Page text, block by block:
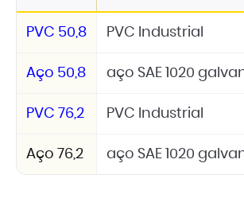
PVC 50,8 PVC Industrial
Aço 50,8 aço SAE 1020
PVC 76,2 PVC Industrial
Aço 76,2 aço SAE 1020